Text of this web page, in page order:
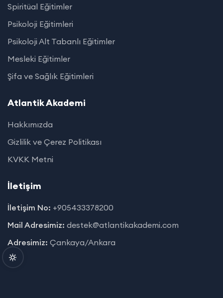
Spiritüal Eğitimler
Psikoloji Eğitimleri
Psikoloji Alt Tabanlı Eğitimler
Mesleki Eğitimler
Şifa ve Sağlık Eğitimleri
Atlantik Akademi
Hakkımızda
Gizlilik ve Çerez Politikası
KVKK Metni
İletişim
İletişim No: +905433378200
Mail Adresimiz: destek@atlantikakademi.com
Adresimiz: Çankaya/Ankara